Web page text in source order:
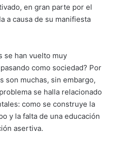
en gran parte por el
a causa de su manifiesta
se han vuelto muy
como sociedad? Por
son muchas, sin embargo,
se halla relacionado
como se construye la
y la falta de una educación
asertiva.